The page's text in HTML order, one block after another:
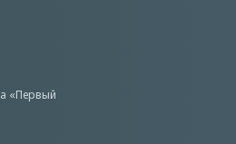
«Первый